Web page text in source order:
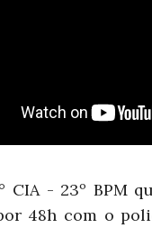
CIA - 23º
48h com o